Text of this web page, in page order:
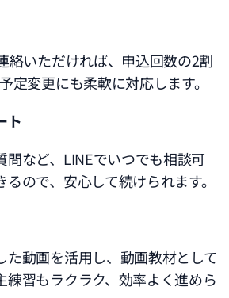
絡いただければ、申込回数の2割
定変更にも柔軟に対応します。
ト
問など、LINEでいつでも相談可
ので、安心して続けられます。
た動画を活用し、動画教材として
練習もラクラク、効率よく進めら